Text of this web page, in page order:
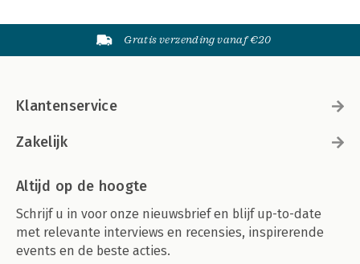
Gratis verzending vanaf €20
Klantenservice
Zakelijk
Altijd op de hoogte
Schrijf u in voor onze nieuwsbrief en blijf up-to-date
met relevante interviews en recensies, inspirerende
events en de beste acties.